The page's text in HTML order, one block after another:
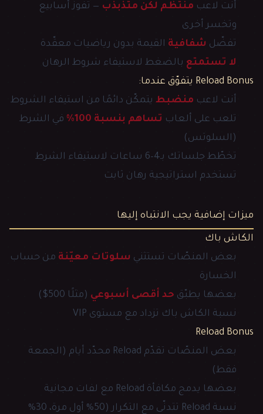
أنت لاعب منتظم لكن متذبذب — تفوز أسابيع
وتخسر أخرى
تفضّل شفافية القيمة بدون رياضيات معقّدة
لا تستمتع بالضغط لاستيفاء شروط الرهان
Reload Bonus يتفوّق عندما:
أنت لاعب منضبط يتمكّن دائمًا من استيفاء الشروط
تلعب على ألعاب تساهم بنسبة 100%
في الشرط
(السلوتس)
تخطّط جلساتك بـ4–6 ساعات لاستيفاء الشرط
تستخدم استراتيجية رهان ثابت
ميزات إضافية يجب الانتباه إليها
الكاش باك
بعض المنصّات تستثني سلوتات معيّنة من حساب
الخسارة
بعضها يطبّق حد أقصى أسبوعي (مثلًا 500$)
نسبة الكاش باك تزداد مع مستوى VIP
Reload Bonus
بعض المنصّات تقدّم Reload محدّد أيام (الجمعة
فقط)
بعضها يدمج مكافأة Reload مع لفات مجانية
نسبة Reload تتدنّى مع التكرار (50% أول مرة، 30%